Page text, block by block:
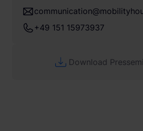
+49 151 15973937
Download